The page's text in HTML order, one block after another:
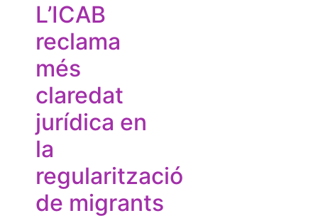
L’ICAB
reclama
més
claredat
jurídica en
la
regularització
de migrants